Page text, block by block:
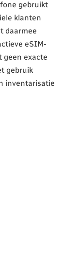
gebruikt
klanten
daarmee
eSIM-
geen exacte
gebruik
inventarisatie